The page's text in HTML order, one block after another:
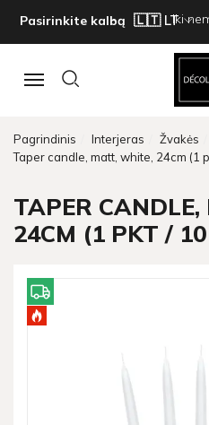
Pasirinkite kalbą Iki
Navigacija
Pagrindinis Interjeras Žvakės
Taper candle, matt, white, 24cm (1
TAPER
24CM (1 PKT / 10